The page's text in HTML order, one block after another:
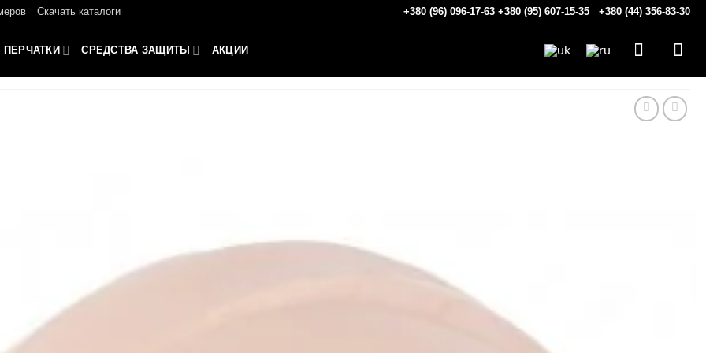
Скачать каталоги +380 (96) 096-17-63 +380 (95) 607-15-35 +380 (44) 356-83-30
ПЕРЧАТКИ СРЕДСТВА ЗАЩИТЫ АКЦИИ